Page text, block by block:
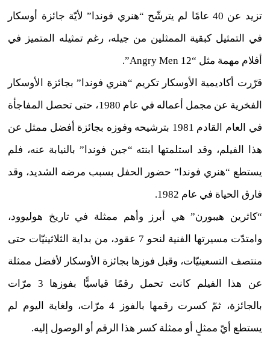
تزيد عن 40 عامًا لم يترشّح “هنري فوندا” لأيّة جائزة أوسكار
في التمثيل كبقية الممثلين من جيله، رغم تمثيله المتميز في
أفلام مهمة مثل “12 Angry Men”.
قرّرت أكاديمية الأوسكار تكريم “هنري فوندا” بجائزة الأوسكار
الفخرية عن مجمل أعماله في عام 1980، حتى تحصل المفاجأة
في العام القادم 1981 بترشيحه وفوزه بجائزة أفضل ممثل عن
هذا الفيلم، وقد استلمتها ابنته “جين فوندا” بالنيابة عنه، فلم
يستطع “هنري فوندا” حضور الحفل بسبب مرضه الشديد، وقد
فارق الحياة في عام 1982.
“كاثرين هيبورن” هي أبرز وأهم ممثلة في تاريخ هوليوود،
وامتدّت مسيرتها الفنية لنحو 7 عقود، من بداية الثلاثينيّات حتى
منتصف التسعينيّات، وقبل فوزها بجائزة الأوسكار لأفضل ممثلة
عن هذا الفيلم كانت تحمل رقمًا قياسيًّا بفوزها 3 مرّات
بالجائزة، ثمّ كسرت رقمها بالفوز 4 مرّات، ولغاية اليوم لم
يستطع أيّ ممثلٍ أو ممثلة كسر هذا الرقم أو الوصول إليه.